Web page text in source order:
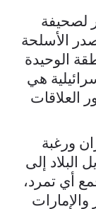
لصحيفة
الأسلحة
الوحيدة
هي
العلاقات
ورغبة
البلاد إلى
أي تمرد،